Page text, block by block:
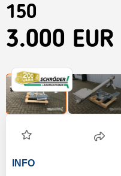
150
3.000 EUR
INFO